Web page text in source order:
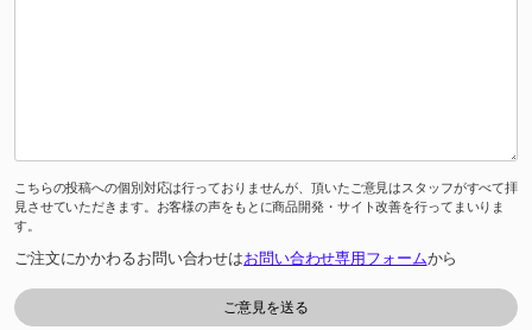
こちらの投稿への個別対応は行っておりませんが、頂いたご意見はスタッフがすべて拝
見させていただきます。お客様の声をもとに商品開発・サイト改善を行ってまいりま
す。
ご注文にかかわるお問い合わせはお問い合わせ専用フォームから